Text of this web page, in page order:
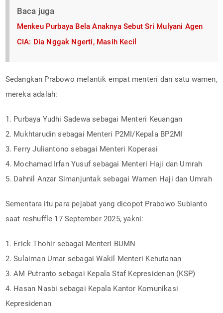
Baca juga
Menkeu Purbaya Bela Anaknya Sebut Sri Mulyani Agen
CIA: Dia Nggak Ngerti, Masih Kecil
Sedangkan Prabowo melantik empat menteri dan satu wamen,
mereka adalah:
1. Purbaya Yudhi Sadewa sebagai Menteri Keuangan
2. Mukhtarudin sebagai Menteri P2MI/Kepala BP2MI
3. Ferry Juliantono sebagai Menteri Koperasi
4. Mochamad Irfan Yusuf sebagai Menteri Haji dan Umrah
5. Dahnil Anzar Simanjuntak sebagai Wamen Haji dan Umrah
Sementara itu para pejabat yang dicopot Prabowo Subianto
saat reshuffle 17 September 2025, yakni:
1. Erick Thohir sebagai Menteri BUMN
2. Sulaiman Umar sebagai Wakil Menteri Kehutanan
3. AM Putranto sebagai Kepala Staf Kepresidenan (KSP)
4. Hasan Nasbi sebagai Kepala Kantor Komunikasi
Kepresidenan